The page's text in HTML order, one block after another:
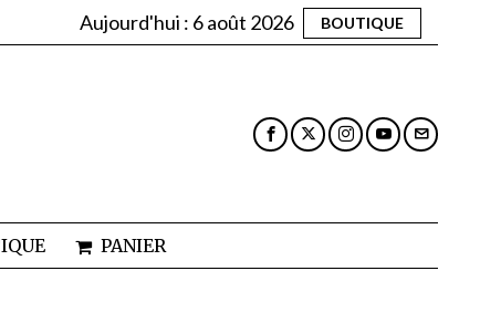
Aujourd'hui : 6 août 2026 BOUTIQUE
PANIER